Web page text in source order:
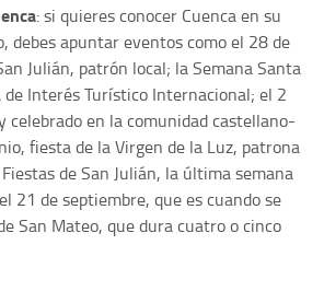
: si quieres conocer Cuenca en su
debes apuntar eventos como el 28 de
Julián, patrón local; la Semana Santa
de Interés Turístico Internacional; el 2
celebrado en la comunidad castellano-
fiesta de la Virgen de la Luz, patrona
de San Julián, la última semana
21 de septiembre, que es cuando se
San Mateo, que dura cuatro o cinco